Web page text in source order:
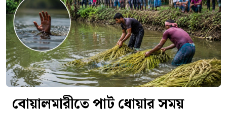
বোয়ালমারীতে পাট ধোয়ার সময়